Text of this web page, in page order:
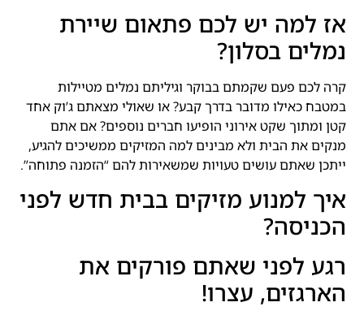
אז למה יש לכם פתאום שיירת
נמלים בסלון?
קרה לכם פעם שקמתם בבוקר וגיליתם נמלים מטיילות
במטבח כאילו מדובר בדרך קבע? או שאולי מצאתם ג’וק אחד
קטן ומתוך שקט אירוני הופיעו חברים נוספים? אם אתם
מנקים את הבית ולא מבינים למה המזיקים ממשיכים להגיע,
ייתכן שאתם עושים טעויות שמשאירות להם “הזמנה פתוחה”.
איך למנוע מזיקים בבית חדש לפני
הכניסה?
רגע לפני שאתם פורקים את
הארגזים, עצרו!